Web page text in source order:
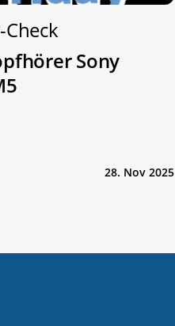
Sony
28. Nov 2025